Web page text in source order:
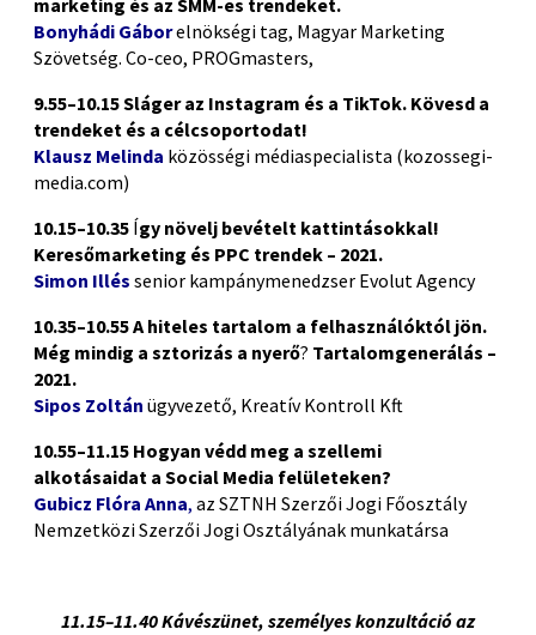
marketing és az SMM-es trendeket.
Bonyhádi Gáborelnökségi tag, Magyar Marketing
Szövetség. Co-ceo, PROGmasters,
9.55–10.15Sláger az Instagram és a TikTok. Kövesd a
trendeket és a célcsoportodat!
Klausz Melinda közösségi médiaspecialista (kozossegi-
media.com)
10.15–10.35 Így növelj bevételt kattintásokkal!
Keresőmarketing és PPC trendek ­– 2021.
Simon Illés senior kampánymenedzser Evolut Agency
10.35–10.55A hiteles tartalom a felhasználóktól jön.
Még mindig a sztorizás a nyerő? Tartalomgenerálás –
2021.
Sipos Zoltán ügyvezető, Kreatív Kontroll Kft
10.55–11.15 Hogyan védd meg a szellemi
alkotásaidat a Social Media felületeken?
Gubicz Flóra Anna, az SZTNH Szerzői Jogi Főosztály
Nemzetközi Szerzői Jogi Osztályának munkatársa
11.15–11.40 Kávészünet, személyes konzultáció az